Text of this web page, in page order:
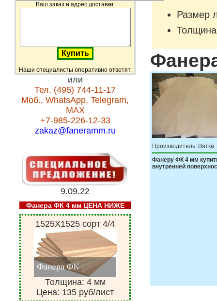
Ваш заказ и адрес доставки:
Наши специалисты оперативно ответят.
или
Тел. (495) 744-11-17
Моб., WhatsApp, Telegram,
MAX
+7-985-226-12-33
zakaz@faneramm.ru
9.09.22
Фанера ФК 4 мм ЦЕНА НИЖЕ
1525Х1525 сорт 4/4
Толщина: 4 мм
Цена: 135 руб/лист
Размер
Производитель: Вятка
Фанеру ФК 4 мм
внутренней